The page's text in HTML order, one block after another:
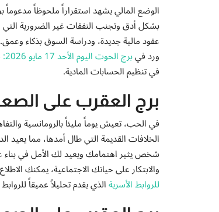
الوضع المالي يشهد استقراراً ملحوظاً مدعوماً
بشكل أدق وتجنب النفقات غير الضرورية
عقود مالية جديدة، ودراسة السوق بذكاء
ورد فيبرج الحوت اليوم الأحد 17 مايو 2026: حدس إبداعي قوي وتحقيق للأحلام الطموحة
في تنظيم الحسابات المادية.
برج العقرب على
في الحب، تعيش يوماً مليئاً بالرومانسية
الخلافات القديمة التي طال أمدها، مما يعيد
شخص يثير اهتمامك ويعيد لك الأمل في بناء
والابتكار على حياتك الاجتماعية، يمكنك
للروابط الأسريةالذي يقدم تحليلاً عميقاً